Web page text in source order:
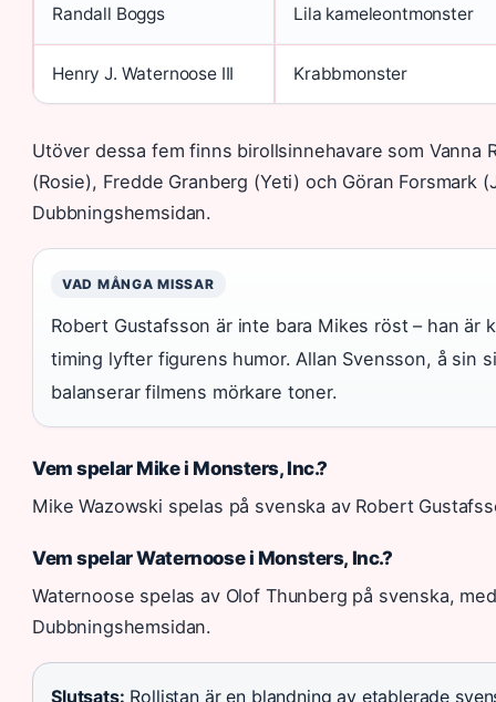
Randall Boggs Lila kameleontmonster
Henry J. Waternoose III Krabbmonster
Utöver dessa fem finns birollsinnehavare som Vanna
(Rosie), Fredde Granberg (Yeti) och Göran Forsmark
Dubbningshemsidan.
VAD MÅNGA MISSAR
Robert Gustafsson är inte bara Mikes röst – han är
timing lyfter figurens humor. Allan Svensson, å sin
balanserar filmens mörkare toner.
Vem spelar Mike i Monsters, Inc.?
Mike Wazowski spelas på svenska av Robert
Vem spelar Waternoose i Monsters, Inc.?
Waternoose spelas av Olof Thunberg på svenska,
Dubbningshemsidan.
Slutsats: Rollistan är en blandning av etablerade